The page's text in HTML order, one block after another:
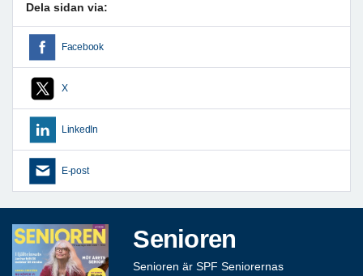
Dela sidan via:
Facebook
X
LinkedIn
E-post
Senioren
Senioren är SPF Seniorernas